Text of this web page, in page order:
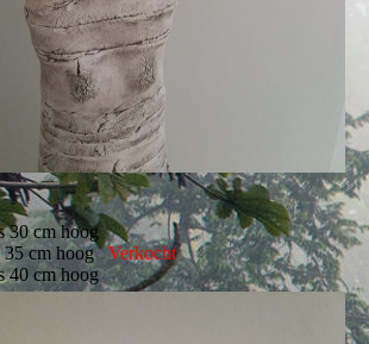
glas 30 cm hoog
35 cm hoogVerkocht
40 cm hoog